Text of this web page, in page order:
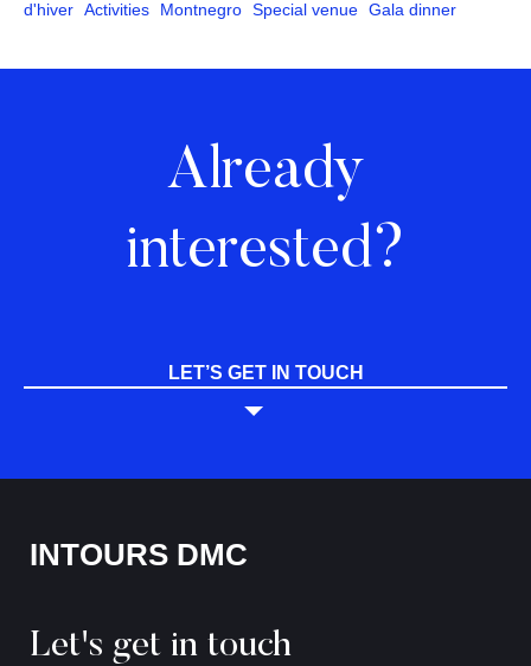
d'hiver Activities Montnegro Special venue Gala dinner
Already
interested?
LET’S GET IN TOUCH
INTOURS DMC
Let's get in touch